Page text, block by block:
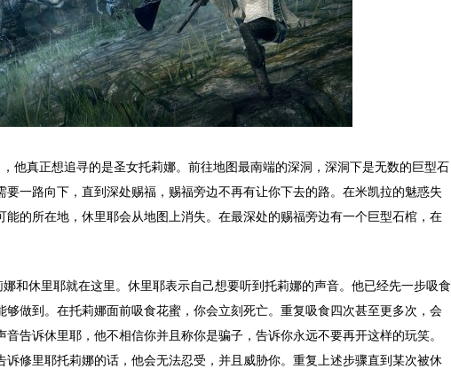
他真正想追寻的是圣女托莉娜。前往地图最南端的深洞，深洞下是无数的巨型石
一路向下，直到深处赐福，赐福旁边不再有让你下去的路。在米凯拉的魅惑失
的所在地，休里耶会从地图上消失。在最深处的赐福旁边有一个巨型石棺，在
和休里耶就在这里。休里耶表示自己想要听到托莉娜的声音。他已经先一步吸食
做到。在托莉娜面前吸食花蜜，你会立刻死亡。重复吸食四次甚至更多次，会
告诉休里耶，他不相信你并且称你是骗子，告诉你永远不要再开这样的玩笑。
修里耶托莉娜的话，他会无法忍受，并且威胁你。重复上述步骤直到某次被休